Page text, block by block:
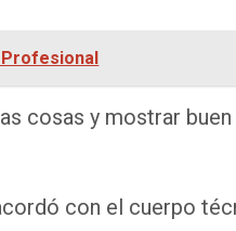
Profesional
cosas y mostrar
con el cuerpo